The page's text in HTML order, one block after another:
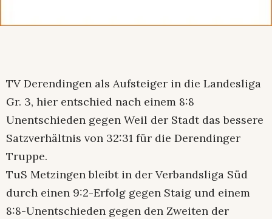
TV Derendingen als Aufsteiger in die Landesliga
Gr. 3, hier entschied nach einem 8:8
Unentschieden gegen Weil der Stadt das bessere
Satzverhältnis von 32:31 für die Derendinger
Truppe.
TuS Metzingen bleibt in der Verbandsliga Süd
durch einen 9:2-Erfolg gegen Staig und einem
8:8-Unentschieden gegen den Zweiten der